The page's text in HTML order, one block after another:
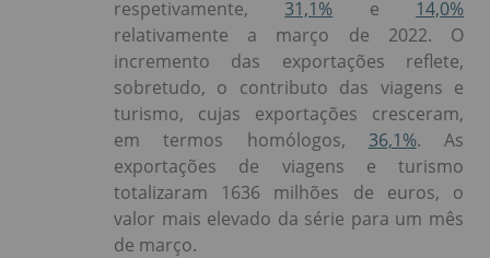
respetivamente, 31,1% e 14,0%
relativamente a março de 2022. O
incremento das exportações reflete,
sobretudo, o contributo das viagens e
turismo, cujas exportações cresceram,
em termos homólogos, 36,1%. As
exportações de viagens e turismo
totalizaram 1636 milhões de euros, o
valor mais elevado da série para um mês
de março.